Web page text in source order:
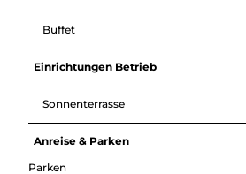
Buffet
Einrichtungen Betrieb
Sonnenterrasse
Anreise & Parken
Parken